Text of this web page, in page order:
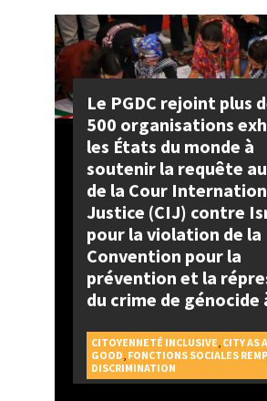
Le PGDC rejoint plus
500 organisations
les États du monde à
soutenir la requête
de la Cour
Justice (CIJ) contre
pour la violation de la
Convention pour la
prévention et la
du crime de génocide
CITOYENNETÉ INCLUSIVE CITY AS
GOOD FONCTIONS SOCIALES
DISCRIMINATION